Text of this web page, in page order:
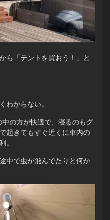
ら「テントを買おう！」と
わからない。
中の方が快適で、寝るのもグ
起きてもすぐ近くに車内の
。
中で虫が飛んでたりと何か